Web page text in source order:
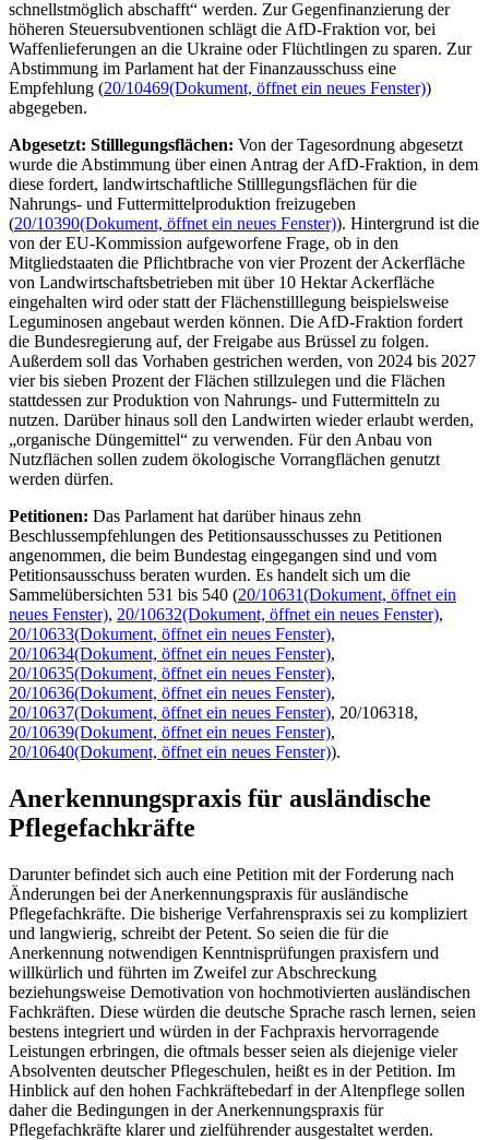
schnellstmöglich abschafft“ werden. Zur Gegenfinanzierung der
höheren Steuersubventionen schlägt die AfD-Fraktion vor, bei
Waffenlieferungen an die Ukraine oder Flüchtlingen zu sparen. Zur
Abstimmung im Parlament hat der Finanzausschuss eine
Empfehlung (20/10469(Dokument, öffnet ein neues Fenster))
abgegeben.
Abgesetzt: Stilllegungsflächen: Von der Tagesordnung abgesetzt
wurde die Abstimmung über einen Antrag der AfD-Fraktion, in dem
diese fordert, landwirtschaftliche Stilllegungsflächen für die
Nahrungs- und Futtermittelproduktion freizugeben
(20/10390(Dokument, öffnet ein neues Fenster)). Hintergrund ist die
von der EU-Kommission aufgeworfene Frage, ob in den
Mitgliedstaaten die Pflichtbrache von vier Prozent der Ackerfläche
von Landwirtschaftsbetrieben mit über 10 Hektar Ackerfläche
eingehalten wird oder statt der Flächenstilllegung beispielsweise
Leguminosen angebaut werden können. Die AfD-Fraktion fordert
die Bundesregierung auf, der Freigabe aus Brüssel zu folgen.
Außerdem soll das Vorhaben gestrichen werden, von 2024 bis 2027
vier bis sieben Prozent der Flächen stillzulegen und die Flächen
stattdessen zur Produktion von Nahrungs- und Futtermitteln zu
nutzen. Darüber hinaus soll den Landwirten wieder erlaubt werden,
„organische Düngemittel“ zu verwenden. Für den Anbau von
Nutzflächen sollen zudem ökologische Vorrangflächen genutzt
werden dürfen.
Petitionen: Das Parlament hat darüber hinaus zehn
Beschlussempfehlungen des Petitionsausschusses zu Petitionen
angenommen, die beim Bundestag eingegangen sind und vom
Petitionsausschuss beraten wurden. Es handelt sich um die
Sammelübersichten 531 bis 540 (20/10631(Dokument, öffnet ein
neues Fenster), 20/10632(Dokument, öffnet ein neues Fenster),
20/10633(Dokument, öffnet ein neues Fenster),
20/10634(Dokument, öffnet ein neues Fenster),
20/10635(Dokument, öffnet ein neues Fenster),
20/10636(Dokument, öffnet ein neues Fenster),
20/10637(Dokument, öffnet ein neues Fenster), 20/106318,
20/10639(Dokument, öffnet ein neues Fenster),
20/10640(Dokument, öffnet ein neues Fenster)).
Anerkennungspraxis für ausländische
Pflegefachkräfte
Darunter befindet sich auch eine Petition mit der Forderung nach
Änderungen bei der Anerkennungspraxis für ausländische
Pflegefachkräfte. Die bisherige Verfahrenspraxis sei zu kompliziert
und langwierig, schreibt der Petent. So seien die für die
Anerkennung notwendigen Kenntnisprüfungen praxisfern und
willkürlich und führten im Zweifel zur Abschreckung
beziehungsweise Demotivation von hochmotivierten ausländischen
Fachkräften. Diese würden die deutsche Sprache rasch lernen, seien
bestens integriert und würden in der Fachpraxis hervorragende
Leistungen erbringen, die oftmals besser seien als diejenige vieler
Absolventen deutscher Pflegeschulen, heißt es in der Petition. Im
Hinblick auf den hohen Fachkräftebedarf in der Altenpflege sollen
daher die Bedingungen in der Anerkennungspraxis für
Pflegefachkräfte klarer und zielführender ausgestaltet werden.